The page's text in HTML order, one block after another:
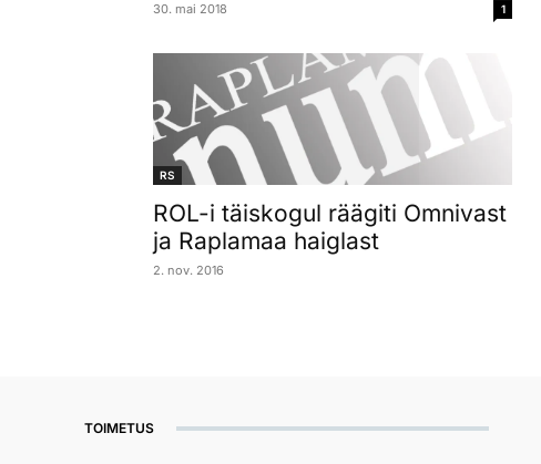
30. mai 2018 1
RS
ROL-i täiskogul räägiti Omnivast
ja Raplamaa haiglast
2. nov. 2016
TOIMETUS